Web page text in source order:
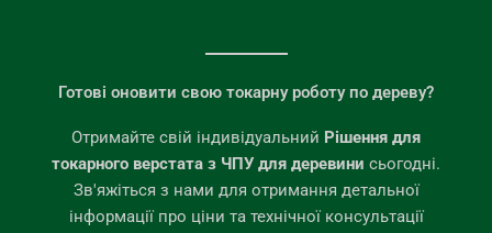
Готові оновити свою токарну роботу по дереву?
Отримайте свій індивідуальний Рішення для
токарного верстата з ЧПУ для деревини сьогодні.
Зв'яжіться з нами для отримання детальної
інформації про ціни та технічної консультації